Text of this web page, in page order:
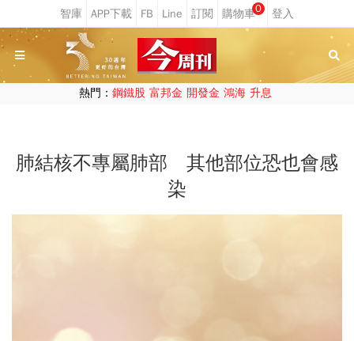
0
熱門： 鋼鐵股 富邦金 開發金 鴻海 升息
肺結核不專屬肺部 其他部位恐也會感
染